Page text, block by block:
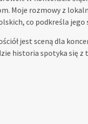
Moje rozmowy z
co podkreśla jego
jest sceną dla
historia spotyka się